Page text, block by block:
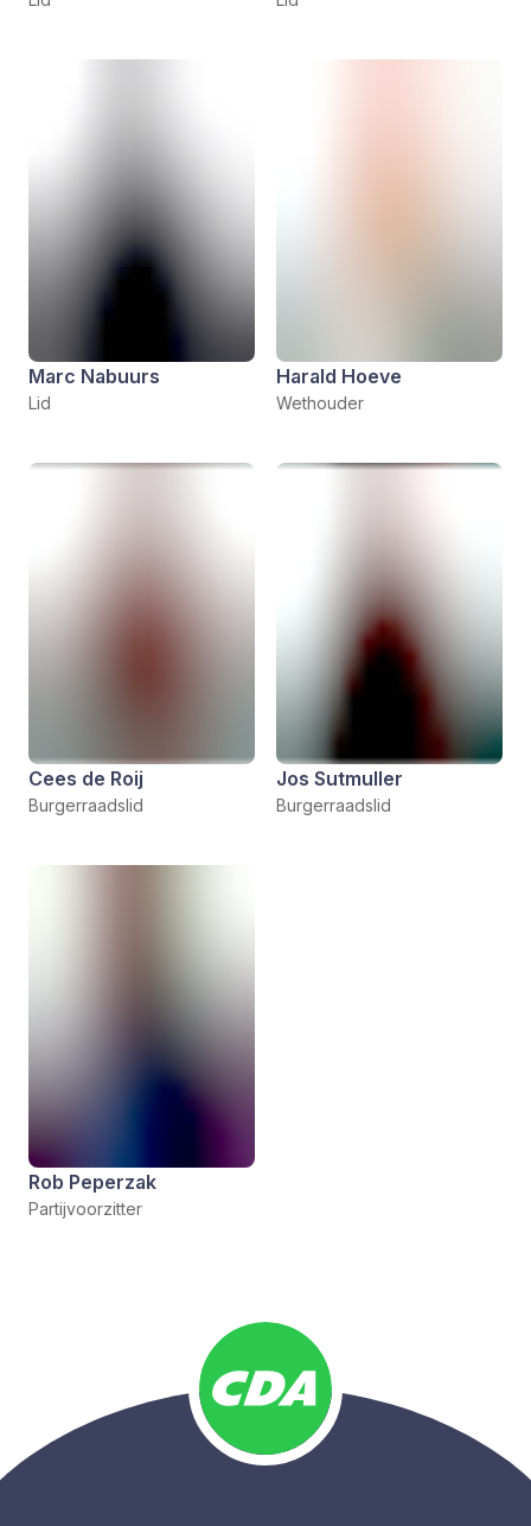
Marc Nabuurs
Lid
Harald Hoeve
Wethouder
Cees de Roij
Burgerraadslid
Jos Sutmuller
Burgerraadslid
Rob Peperzak
Partijvoorzitter